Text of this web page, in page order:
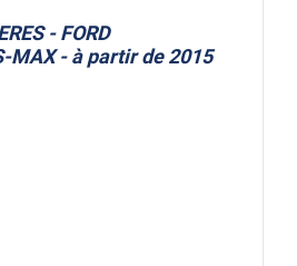
- FORD
MAX - à partir de 2015